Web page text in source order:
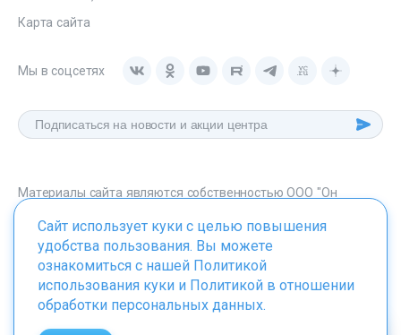
Карта сайта
Мы в соцсетях
Материалы сайта являются собственностью ООО "Он
onclinic.ru запрещено в соответствии со статьей 1259 ГК. РФ.
ИМЕЮТСЯ ПРОТИВОПОКАЗАНИЯ. НЕОБХОДИМО
Сайт использует куки с целью повышения
удобства пользования. Вы можете
ознакомиться с нашей Политикой
использования куки и Политикой в отношении
обработки персональных данных.